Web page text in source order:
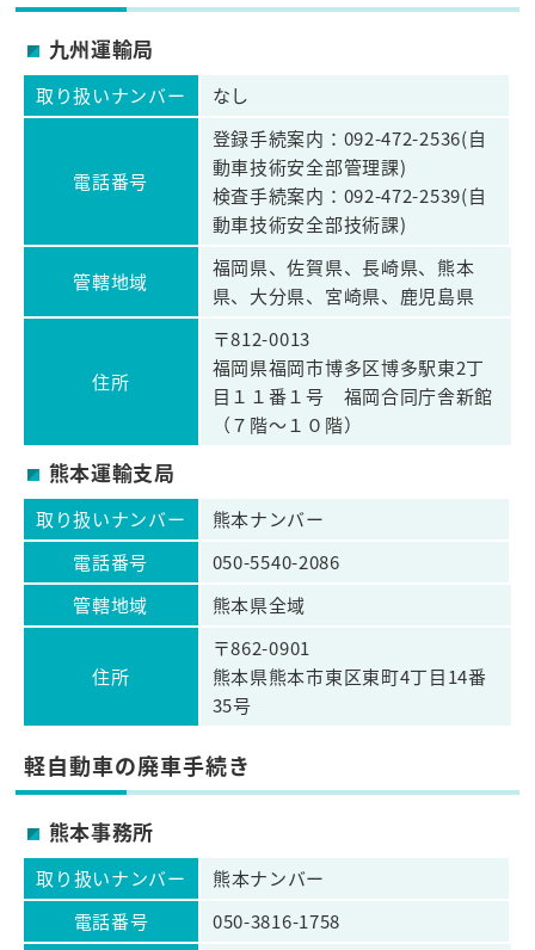
九州運輸局
取り扱いナンバー なし
電話番号
登録手続案内：092-472-2536(自
動車技術安全部管理課)
検査手続案内：092-472-2539(自
動車技術安全部技術課)
管轄地域
福岡県、佐賀県、長崎県、熊本
県、大分県、宮崎県、鹿児島県
住所
〒812-0013
福岡県福岡市博多区博多駅東2丁
目１１番１号 福岡合同庁舎新館
（７階～１０階）
熊本運輸支局
取り扱いナンバー
熊本ナンバー
電話番号
050-5540-2086
管轄地域
熊本県全域
住所
〒862-0901
熊本県熊本市東区東町4丁目14番
35号
軽自動車の廃車手続き
熊本事務所
取り扱いナンバー
熊本ナンバー
電話番号
050-3816-1758